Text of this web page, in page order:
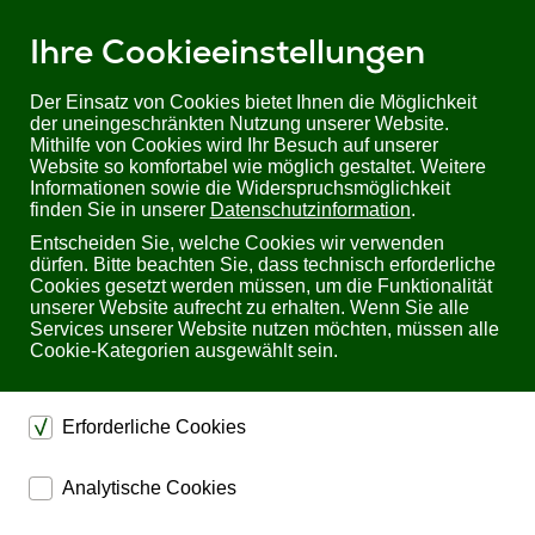
Ihre Cookieeinstellungen
Der Einsatz von Cookies bietet Ihnen die Möglichkeit
der uneingeschränkten Nutzung unserer Website.
Mithilfe von Cookies wird Ihr Besuch auf unserer
Website so komfortabel wie möglich gestaltet. Weitere
Informationen sowie die Widerspruchsmöglichkeit
finden Sie in unserer Datenschutzinformation.
Entscheiden Sie, welche Cookies wir verwenden
dürfen. Bitte beachten Sie, dass technisch erforderliche
Cookies gesetzt werden müssen, um die Funktionalität
unserer Website aufrecht zu erhalten. Wenn Sie alle
Services unserer Website nutzen möchten, müssen alle
Cookie-Kategorien ausgewählt sein.
Erforderliche Cookies
dienen dem technischen einwandfreien Betrieb unserer
Website.
Analytische Cookies
Sie befinden sich hier:Startseite Produkte
Videotechnik
U.T.E. electronic